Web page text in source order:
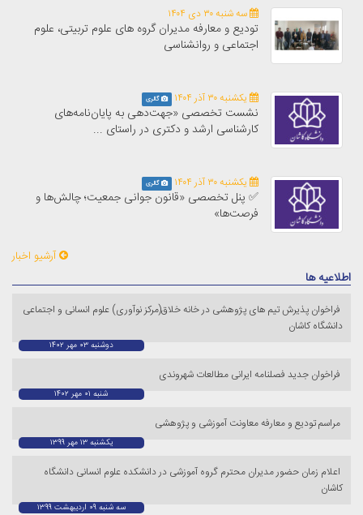
سه شنبه ۳۰ دی ۱۴۰۴
تودیع و معارفه مدیران گروه های علوم تربیتی، علوم
اجتماعی و روانشناسی
یکشنبه ۳۰ آذر ۱۴۰۴ گالری
نشست تخصصی «جهت‌دهی به پایان‌نامه‌های
کارشناسی ارشد و دکتری در راستای ...
یکشنبه ۳۰ آذر ۱۴۰۴ گالری
✅ پنل تخصصی «قانون جوانی جمعیت؛ چالش‌ها و
فرصت‌ها»
آرشیو اخبار
اطلاعیه ها
فراخوان پذیرش تیم های پژوهشی در خانه خلاق(مرکز نوآوری) علوم انسانی و اجتماعی
دانشگاه کاشان
دوشنبه ۰۳ مهر ۱۴۰۲
فراخوان جدید فصلنامه ایرانی مطالعات شهروندی
شنبه ۰۱ مهر ۱۴۰۲
مراسم تودیع و معارفه معاونت آموزشی و پژوهشی
یکشنبه ۱۳ مهر ۱۳۹۹
اعلام زمان حضور مدیران محترم گروه آموزشی در دانشکده علوم انسانی دانشگاه
کاشان
سه شنبه ۰۹ اردیبهشت ۱۳۹۹